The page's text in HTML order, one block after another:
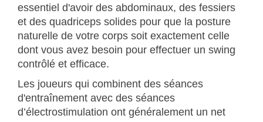
essentiel d'avoir des abdominaux, des fessiers
et des quadriceps solides pour que la posture
naturelle de votre corps soit exactement celle
dont vous avez besoin pour effectuer un swing
contrôlé et efficace.
Les joueurs qui combinent des séances
d'entraînement avec des séances
d’électrostimulation ont généralement un net